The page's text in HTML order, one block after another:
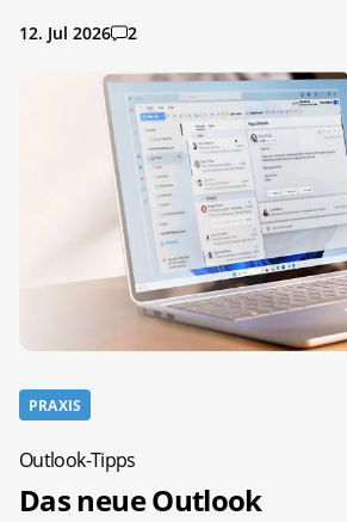
12. Jul 2026 2
PRAXIS
Outlook-Tipps
Das neue Outlook